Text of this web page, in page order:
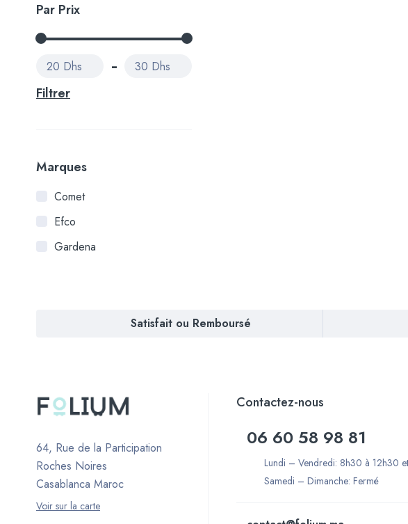
Par Prix
Filtrer
20 Dhs 30 Dhs
Marques
Comet
Efco
Gardena
Satisfait ou Remboursé
64, Rue de la Participation
Roches Noires
Casablanca Maroc
Voir sur la carte
Contactez-nous
06 60 58 98 81
Lundi – Vendredi: 8h30 à 12h30
Samedi – Dimanche: Fermé